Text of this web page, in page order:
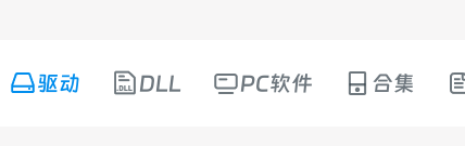
驱动 DLL PC软件 合集